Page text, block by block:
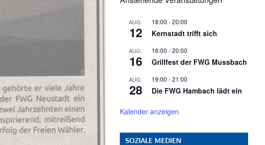
AUG.
12
18:00 -20:00
Kernstadt trifft sich
AUG.
16
16:00 -20:00
Grillfest der FWG Mussbach
AUG.
28
19:00 -21:00
Die FWG Hambach lädt ein
Kalender anzeigen
SOZIALE MEDIEN